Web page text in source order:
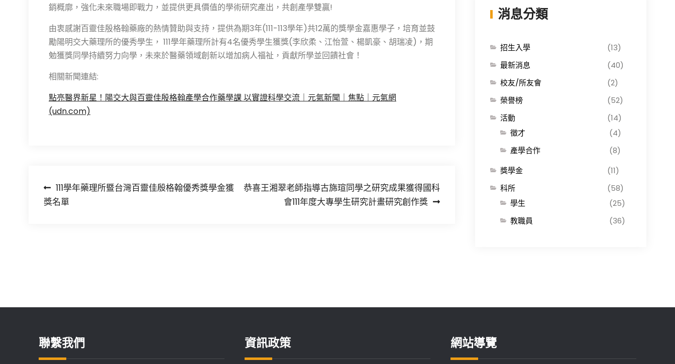
銷概廓，強化未來職場即戰力，並提供更具價值的學術研究產出，共創產學雙贏!
由衷感謝百靈佳殷格翰藥廠的熱情贊助與支持，提供為期3年(111-113學年)共12萬的獎學金嘉惠學子，培育並鼓
勵陽明交大藥理所的優秀學生， 111學年藥理所計有4名優秀學生獲獎(李欣柔、江怡萱、楊凱豪、胡瑞凌)，期
勉獲獎同學持續努力向學，未來於醫藥領域創新以增加病人福祉，貢獻所學並回饋社會！
相關新聞連結:
點亮醫界新星！陽交大與百靈佳殷格翰產學合作藥學課 以實證科學交流｜元氣新聞｜焦點｜元氣網
(udn.com)
文
章
111學年藥理所暨台灣百靈佳殷格翰優秀獎學金獲
獎名單
恭喜王湘翠老師指導古旆瑄同學之研究成果獲得國科
會111年度大專學生研究計畫研究創作獎
消息分類
招生入學
(13)
最新消息
(40)
校友/所友會
(2)
榮譽榜
(52)
活動
(14)
徵才
(4)
產學合作
(8)
獎學金
(11)
科所
(58)
學生
(25)
教職員
(36)
聯繫我們 資訊政策 網站導覽